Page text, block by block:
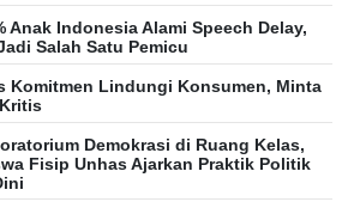
Anak Indonesia Alami Speech Delay,
Salah Satu Pemicu
Komitmen Lindungi Konsumen, Minta
Demokrasi di Ruang Kelas,
Fisip Unhas Ajarkan Praktik Politik